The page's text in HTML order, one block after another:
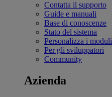
Contatta il supporto
Guide e manuali
Base di conoscenze
Stato del sistema
Personalizza i moduli
Per gli sviluppatori
Community
Azienda